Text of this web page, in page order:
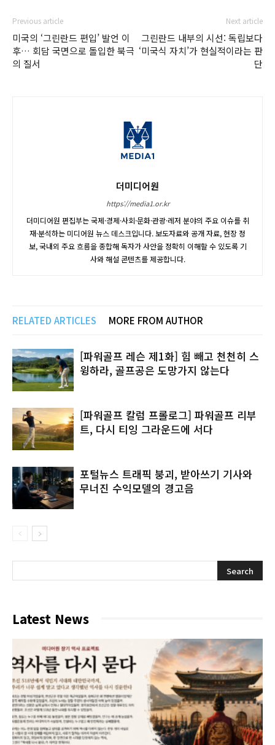
Previous article
미국의 ‘그린란드 편입’ 발언 이
후… 회담 국면으로 돌입한 북극
의 질서
Next article
그린란드 내부의 시선: 독립보다
‘미국식 자치’가 현실적이라는 판
단
더미디어원
https://media1.or.kr
더미디어원 편집부는 국제·경제·사회·문화·관광·레저 분야의 주요 이슈를 취
재·분석하는 미디어원 뉴스 데스크입니다. 보도자료와 공개 자료, 현장 정
보, 국내외 주요 흐름을 종합해 독자가 사안을 정확히 이해할 수 있도록 기
사와 해설 콘텐츠를 제공합니다.
RELATED ARTICLES MORE FROM AUTHOR
[파워골프 레슨 제1화] 힘 빼고 천천히 스
윙하라, 골프공은 도망가지 않는다
[파워골프 칼럼 프롤로그] 파워골프 리부
트, 다시 티잉 그라운드에 서다
포털뉴스 트래픽 붕괴, 받아쓰기 기사와
무너진 수익모델의 경고음
Latest News